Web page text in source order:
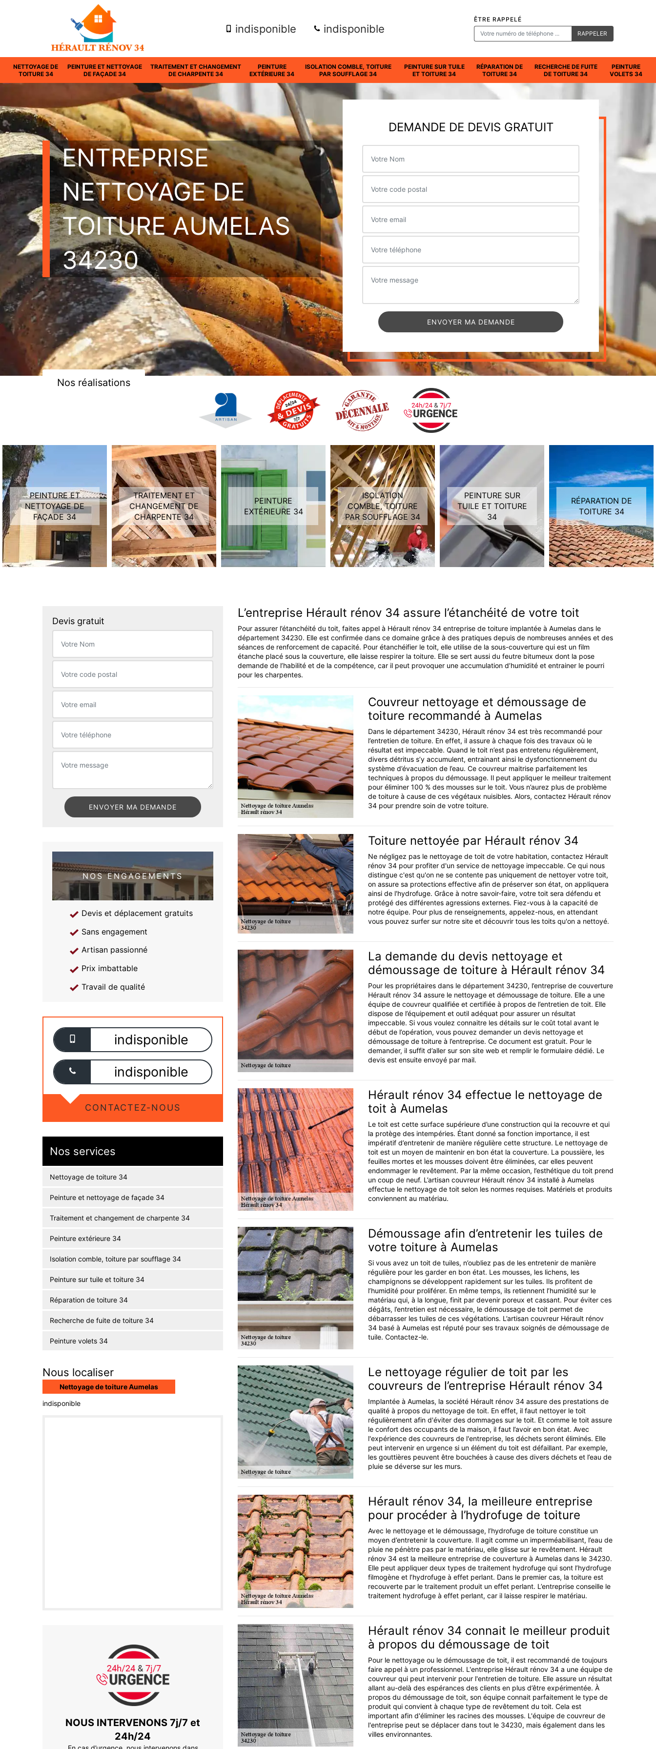
indisponible indisponible
ÊTRE RAPPELÉ
NETTOYAGE DE
TOITURE 34
PEINTURE ET NETTOYAGE
DE FAÇADE 34
TRAITEMENT ET CHANGEMENT
DE CHARPENTE 34
PEINTURE
EXTÉRIEURE 34
ISOLATION COMBLE, TOITURE
PAR SOUFFLAGE 34
PEINTURE SUR TUILE
ET TOITURE 34
RÉPARATION DE
TOITURE 34
RECHERCHE DE FUITE
DE TOITURE 34
PEINTURE
VOLETS 34
ENTREPRISE
NETTOYAGE DE
TOITURE AUMELAS
34230
Nos réalisations
DEMANDE DE DEVIS GRATUIT
PEINTURE ET
NETTOYAGE DE
FAÇADE 34
TRAITEMENT ET
CHANGEMENT DE
CHARPENTE 34
PEINTURE
EXTÉRIEURE 34
ISOLATION
COMBLE, TOITURE
PAR SOUFFLAGE 34
PEINTURE SUR
TUILE ET TOITURE
34
RÉPARATION DE
TOITURE 34
Devis gratuit
NOS ENGAGEMENTS
Devis et déplacement gratuits
Sans engagement
Artisan passionné
Prix imbattable
Travail de qualité
indisponible
indisponible
CONTACTEZ-NOUS
Nos services
Nettoyage de toiture 34
Peinture et nettoyage de façade 34
Traitement et changement de charpente 34
Peinture extérieure 34
Isolation comble, toiture par soufflage 34
Peinture sur tuile et toiture 34
Réparation de toiture 34
Recherche de fuite de toiture 34
Peinture volets 34
Nous localiser
Nettoyage de toiture Aumelas
indisponible
NOUS INTERVENONS 7j/7 et
24h/24
L’entreprise Hérault rénov 34 assure l’étanchéité de votre toit
Pour assurer l’étanchéité du toit, faites appel à Hérault rénov 34 entreprise de toiture implantée à Aumelas dans le
département 34230. Elle est confirmée dans ce domaine grâce à des pratiques depuis de nombreuses années et des
séances de renforcement de capacité. Pour étanchéifier le toit, elle utilise de la sous-couverture qui est un film
étanche placé sous la couverture, elle laisse respirer la toiture. Elle se sert aussi du feutre bitumeux dont la pose
demande de l’habilité et de la compétence, car il peut provoquer une accumulation d’humidité et entrainer le pourri
pour les charpentes.
Couvreur nettoyage et démoussage de
toiture recommandé à Aumelas
Dans le département 34230, Hérault rénov 34 est très recommandé pour
l’entretien de toiture. En effet, il assure à chaque fois des travaux où le
résultat est impeccable. Quand le toit n’est pas entretenu régulièrement,
divers détritus s’y accumulent, entrainant ainsi le dysfonctionnement du
système d’évacuation de l’eau. Ce couvreur maitrise parfaitement les
techniques à propos du démoussage. Il peut appliquer le meilleur traitement
pour éliminer 100 % des mousses sur le toit. Vous n’aurez plus de problème
de toiture à cause de ces végétaux nuisibles. Alors, contactez Hérault rénov
34 pour prendre soin de votre toiture.
Toiture nettoyée par Hérault rénov 34
Ne négligez pas le nettoyage de toit de votre habitation, contactez Hérault
rénov 34 pour profiter d'un service de nettoyage impeccable. Ce qui nous
distingue c'est qu'on ne se contente pas uniquement de nettoyer votre toit,
on assure sa protections effective afin de préserver son état, on appliquera
ainsi de l'hydrofuge. Grâce à notre savoir-faire, votre toit sera défendu et
protégé des différentes agressions externes. Fiez-vous à la capacité de
notre équipe. Pour plus de renseignements, appelez-nous, en attendant
vous pouvez surfer sur notre site et découvrir tous les toits qu'on a nettoyé.
La demande du devis nettoyage et
démoussage de toiture à Hérault rénov 34
Pour les propriétaires dans le département 34230, l’entreprise de couverture
Hérault rénov 34 assure le nettoyage et démoussage de toiture. Elle a une
équipe de couvreur qualifiée et certifiée à propos de l’entretien de toit. Elle
dispose de l’équipement et outil adéquat pour assurer un résultat
impeccable. Si vous voulez connaitre les détails sur le coût total avant le
début de l’opération, vous pouvez demander un devis nettoyage et
démoussage de toiture à l’entreprise. Ce document est gratuit. Pour le
demander, il suffit d’aller sur son site web et remplir le formulaire dédié. Le
devis est ensuite envoyé par mail.
Hérault rénov 34 effectue le nettoyage de
toit à Aumelas
Le toit est cette surface supérieure d’une construction qui la recouvre et qui
la protège des intempéries. Étant donné sa fonction importance, il est
impératif d’entretenir de manière régulière cette structure. Le nettoyage de
toit est un moyen de maintenir en bon état la couverture. La poussière, les
feuilles mortes et les mousses doivent être éliminées, car elles peuvent
endommager le revêtement. Par la même occasion, l’esthétique du toit prend
un coup de neuf. L’artisan couvreur Hérault rénov 34 installé à Aumelas
effectue le nettoyage de toit selon les normes requises. Matériels et produits
conviennent au matériau.
Démoussage afin d’entretenir les tuiles de
votre toiture à Aumelas
Si vous avez un toit de tuiles, n’oubliez pas de les entretenir de manière
régulière pour les garder en bon état. Les mousses, les lichens, les
champignons se développent rapidement sur les tuiles. Ils profitent de
l’humidité pour proliférer. En même temps, ils retiennent l’humidité sur le
matériau qui, à la longue, finit par devenir poreux et cassant. Pour éviter ces
dégâts, l’entretien est nécessaire, le démoussage de toit permet de
débarrasser les tuiles de ces végétations. L’artisan couvreur Hérault rénov
34 basé à Aumelas est réputé pour ses travaux soignés de démoussage de
tuile. Contactez-le.
Le nettoyage régulier de toit par les
couvreurs de l’entreprise Hérault rénov 34
Implantée à Aumelas, la société Hérault rénov 34 assure des prestations de
qualité à propos du nettoyage de toit. En effet, il faut nettoyer le toit
régulièrement afin d'éviter des dommages sur le toit. Et comme le toit assure
le confort des occupants de la maison, il faut l’avoir en bon état. Avec
l'expérience des couvreurs de l'entreprise, les déchets seront éliminés. Elle
peut intervenir en urgence si un élément du toit est défaillant. Par exemple,
les gouttières peuvent être bouchées à cause des divers déchets et l’eau de
pluie se déverse sur les murs.
Hérault rénov 34, la meilleure entreprise
pour procéder à l’hydrofuge de toiture
Avec le nettoyage et le démoussage, l’hydrofuge de toiture constitue un
moyen d’entretenir la couverture. Il agit comme un imperméabilisant, l’eau de
pluie ne pénètre pas par le matériau, elle glisse sur le revêtement. Hérault
rénov 34 est la meilleure entreprise de couverture à Aumelas dans le 34230.
Elle peut appliquer deux types de traitement hydrofuge qui sont l’hydrofuge
filmogène et l’hydrofuge à effet perlant. Dans le premier cas, la toiture est
recouverte par le traitement produit un effet perlant. L’entreprise conseille le
traitement hydrofuge à effet perlant, car il laisse respirer le matériau.
Hérault rénov 34 connait le meilleur produit
à propos du démoussage de toit
Pour le nettoyage ou le démoussage de toit, il est recommandé de toujours
faire appel à un professionnel. L'entreprise Hérault rénov 34 a une équipe de
couvreur qui peut intervenir pour l'entretien de toiture. Elle assure un résultat
allant au-delà des espérances des clients en plus d’être expérimentée. À
propos du démoussage de toit, son équipe connait parfaitement le type de
produit qui convient à chaque type de revêtement du toit. Cela est
important afin d'éliminer les racines des mousses. L'équipe de couvreur de
l'entreprise peut se déplacer dans tout le 34230, mais également dans les
villes environnantes.